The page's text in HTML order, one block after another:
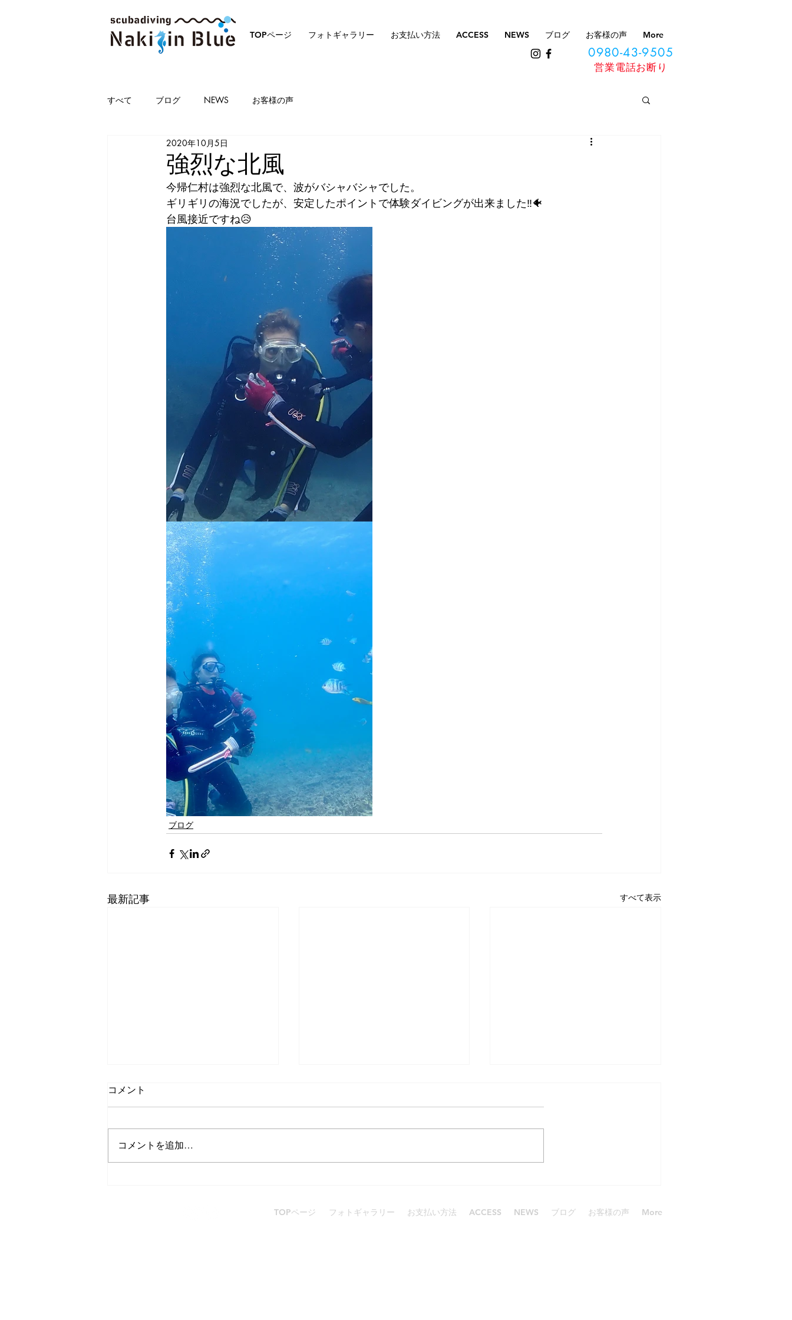
TOPページ フォトギャラリー お支払い方法 ACCESS NEWS ブログ お客様の声 More
0980-43-9505
​営業電話お断り
すべて ブログ NEWS お客様の声
強烈な北風
2020年10月5日
今帰仁村は強烈な北風で、波がバシャバシャでした。
ギリギリの海況でしたが、安定したポイントで体験ダイビングが出来ました‼️🐠
台風接近ですね😥
ブログ
最新記事 すべて表示
ダイビングgirl
賑わったGW
コメント
コメントを追加…
TOPページ フォトギャラリー お支払い方法 ACCESS NEWS ブログ お客様の声 More